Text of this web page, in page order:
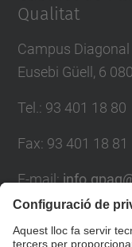
Qualitat
Campus Diagonal
Eusebi Güell, 6
Tel. : 93 401 18 80
Fax: 93 401 18 81
E-mail:
Directori UPC